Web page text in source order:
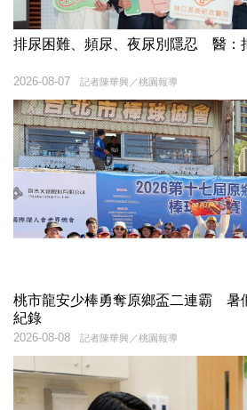
排尿困難、頻尿、夜尿別隱忍 醫：
記者陳華興／桃園報導
2026-08-07
桃市龍安少棒勇奪原鄉盃二連霸 暑
紀錄
記者陳華興／桃園報導
2026-08-08